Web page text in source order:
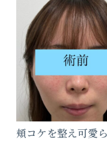
頬コケを整え可愛